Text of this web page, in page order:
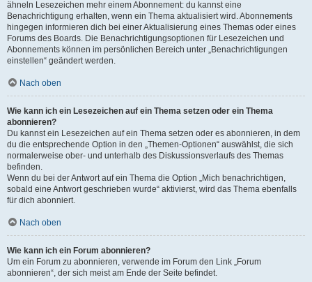
ähneln Lesezeichen mehr einem Abonnement: du kannst eine
Benachrichtigung erhalten, wenn ein Thema aktualisiert wird. Abonnements
hingegen informieren dich bei einer Aktualisierung eines Themas oder eines
Forums des Boards. Die Benachrichtigungsoptionen für Lesezeichen und
Abonnements können im persönlichen Bereich unter „Benachrichtigungen
einstellen“ geändert werden.
Nach oben
Wie kann ich ein Lesezeichen auf ein Thema setzen oder ein Thema
abonnieren?
Du kannst ein Lesezeichen auf ein Thema setzen oder es abonnieren, in dem
du die entsprechende Option in den „Themen-Optionen“ auswählst, die sich
normalerweise ober- und unterhalb des Diskussionsverlaufs des Themas
befinden.
Wenn du bei der Antwort auf ein Thema die Option „Mich benachrichtigen,
sobald eine Antwort geschrieben wurde“ aktivierst, wird das Thema ebenfalls
für dich abonniert.
Nach oben
Wie kann ich ein Forum abonnieren?
Um ein Forum zu abonnieren, verwende im Forum den Link „Forum
abonnieren“, der sich meist am Ende der Seite befindet.